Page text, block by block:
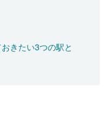
きたい3つの駅と